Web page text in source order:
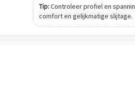
Tip:Controleer profiel en
comfort en gelijkmatige slijtage.